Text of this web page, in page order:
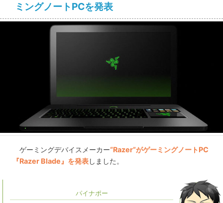
ミングノートPCを発表
ゲーミングデバイスメーカー“Razer”がゲーミングノートPC
『Razer Blade』を発表しました。
パイナポー